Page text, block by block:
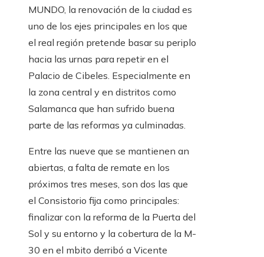
MUNDO, la renovación de la ciudad es
uno de los ejes principales en los que
el real región pretende basar su periplo
hacia las urnas para repetir en el
Palacio de Cibeles. Especialmente en
la zona central y en distritos como
Salamanca que han sufrido buena
parte de las reformas ya culminadas.
Entre las nueve que se mantienen an
abiertas, a falta de remate en los
próximos tres meses, son dos las que
el Consistorio fija como principales:
finalizar con la reforma de la Puerta del
Sol y su entorno y la cobertura de la M-
30 en el mbito derribó a Vicente